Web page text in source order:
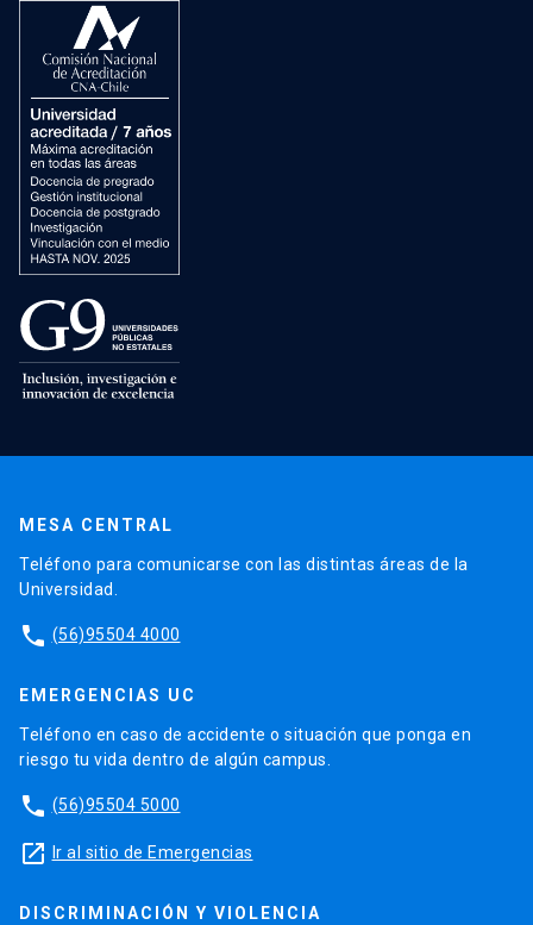
MESA CENTRAL
Teléfono para comunicarse con las distintas áreas de la
Universidad.
phone (56)95504 4000
EMERGENCIAS UC
Teléfono en caso de accidente o situación que ponga en
riesgo tu vida dentro de algún campus.
phone (56)95504 5000
launch Ir al sitio de Emergencias
DISCRIMINACIÓN Y VIOLENCIA